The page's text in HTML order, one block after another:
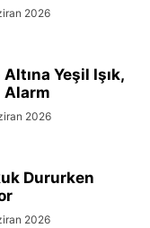
2026
Altına Yeşil Işık,
Alarm
2026
Dururken
2026